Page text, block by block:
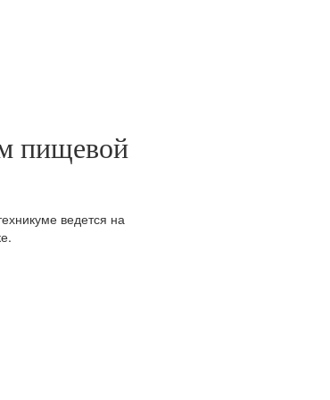
пищевой
ведется на